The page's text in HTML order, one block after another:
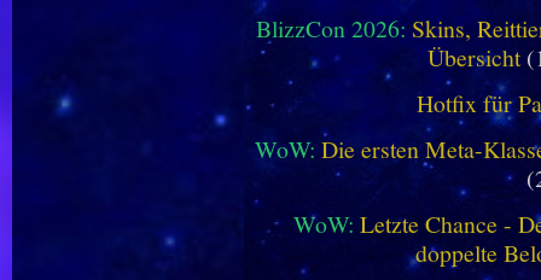
BlizzCon 2026: Skins,
Übersicht
Hotfix für
WoW: Die ersten Meta-
WoW: Letzte Chance -
doppelte